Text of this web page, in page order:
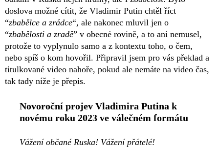
doslova možné cítit, že Vladimir Putin chtěl říct
“zbabělce a zrádce“, ale nakonec mluvil jen o
“zbabělosti a zradě” v obecné rovině, a to ani nemusel,
protože to vyplynulo samo a z kontextu toho, o čem,
nebo spíš o kom hovořil. Připravil jsem pro vás překlad a
titulkované video nahoře, pokud ale nemáte na video čas,
tak tady níže je přepis.
Novoroční projev Vladimira Putina k
novému roku 2023 ve válečném formátu
Vážení občané Ruska! Vážení přátelé!